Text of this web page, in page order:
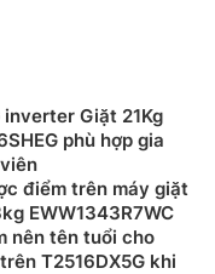
Giặt 21Kg
phù hợp gia
điểm trên máy giặt
EWW1343R7WC
nên tên tuổi cho
T2516DX5G khi